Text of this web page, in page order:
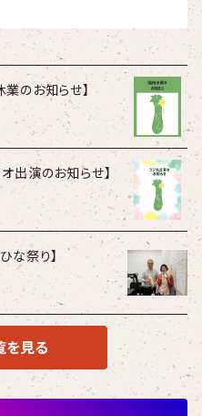
臨時休業のお知らせ】
り 【ラジオ出演のお知らせ】
日、ひな祭り】
を見る